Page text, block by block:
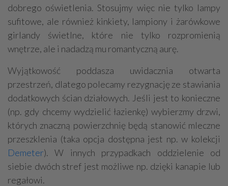
dobrego oświetlenia. Stosujmy więc nie tylko lampy
sufitowe, ale również kinkiety, lampiony i żarówkowe
girlandy świetlne, które nie tylko rozpromienią
wnętrze, ale i nadadzą mu romantyczną aurę.
Wyjątkowość poddasza uwidacznia otwarta
przestrzeń, dlatego polecamy rezygnację ze stawiania
dodatkowych ścian działowych. Jeśli jest to konieczne
(np. gdy chcemy wydzielić łazienkę) wybierzmy drzwi,
których znaczną powierzchnię będą stanowić mleczne
przeszklenia (taka opcja dostępna jest np. w kolekcji
Demeter). W innych przypadkach oddzielenie od
siebie dwóch stref jest możliwe np. dzięki kanapie lub
regałowi.